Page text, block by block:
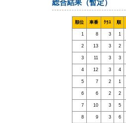
総合結果（暫定）
順位 車番 ｸﾗｽ 順
1 8 3 1
2 13 3 2
3 11 3 3
4 12 3 4
5 7 2 1
6 6 2 2
7 10 3 5
8 9 3 6